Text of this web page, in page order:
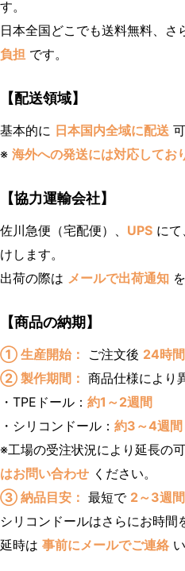
す。
日本全国どこでも送料無料、さ
負担 です。
【配送領域】
基本的に 日本国内全域に配送
※ 海外への発送には対応してお
【協力運輸会社】
佐川急便（宅配便）、 UPS に
けします。
出荷の際は メールで出荷通知
【商品の納期】
① 生産開始： ご注文後 24時
② 製作期間： 商品仕様により
・TPEドール： 約1～2週間
・シリコンドール： 約3～4週間
※工場の受注状況により延長の
はお問い合わせ ください。
③ 納品目安： 最短で 2～3週間
シリコンドールはさらにお時
延時は 事前にメールでご連絡